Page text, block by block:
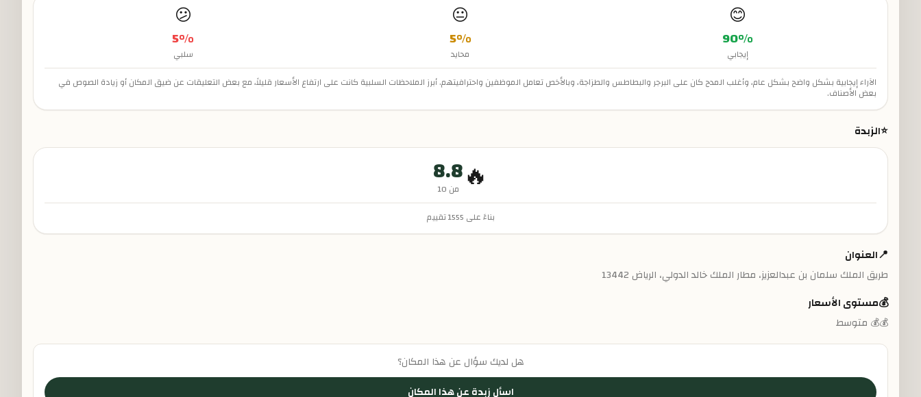
😊
90%
إيجابي
😐
5%
محايد
😕
5%
سلبي
الآراء إيجابية بشكل واضح بشكل عام، وأغلب المدح كان على البرجر والبطاطس والطزاجة، وبالأخص تعامل الموظفين واحترافيتهم. أبرز الملاحظات السلبية كانت على ارتفاع الأسعار قليلاً، مع بعض التعليقات عن ضيق المكان أو زيادة الصوص في
بعض الأصناف.
⭐الزبدة
🔥
8.8
من 10
بناءً على 1555تقييم
📍العنوان
طريق الملك سلمان بن عبدالعزيز، مطار الملك خالد الدولي، الرياض 13442
💰مستوى الأسعار
💰💰 متوسط
هل لديك سؤال عن هذا المكان؟
اسأل زبدة عن هذا المكان